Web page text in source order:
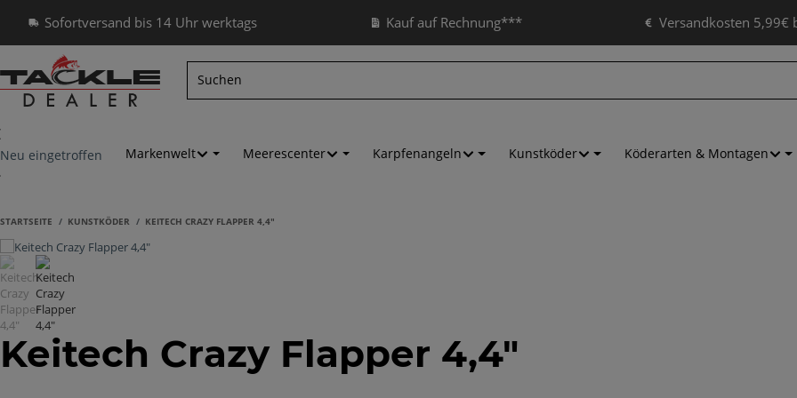
Sofortversand bis 14 Uhr werktags Kauf auf Rechnung*** Versandkosten 5,99€
Neu eingetroffen Markenwelt Meerescenter Karpfenangeln Kunstköder Köderarten & Montagen
STARTSEITE KUNSTKÖDER KEITECH CRAZY FLAPPER 4,4"
Keitech Crazy Flapper 4,4"